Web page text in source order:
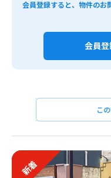
会員登録すると、物件のお
会員登
こ
新着